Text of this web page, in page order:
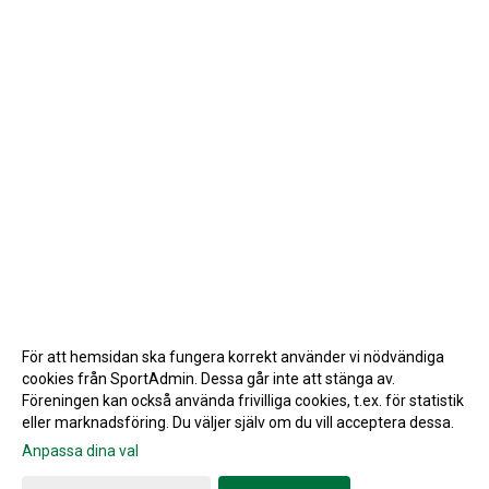
Gå till Webbversion
För att hemsidan ska fungera korrekt använder vi nödvändiga
cookies från SportAdmin. Dessa går inte att stänga av.
Föreningen kan också använda frivilliga cookies, t.ex. för statistik
eller marknadsföring. Du väljer själv om du vill acceptera dessa.
Anpassa dina val